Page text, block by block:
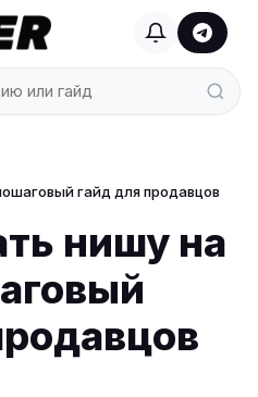
гайд для продавцов
нишу на